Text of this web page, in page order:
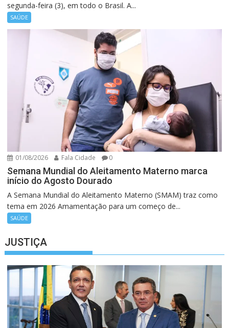
segunda-feira (3), em todo o Brasil. A...
SAÚDE
01/08/2026 Fala Cidade 0
Semana Mundial do Aleitamento Materno marca
início do Agosto Dourado
A Semana Mundial do Aleitamento Materno (SMAM) traz como
tema em 2026 Amamentação para um começo de...
SAÚDE
JUSTIÇA